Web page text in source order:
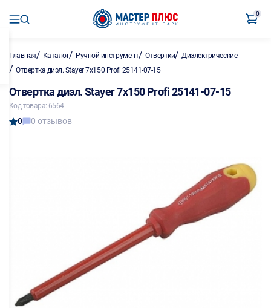
0
Главная/ Каталог/ Ручной инструмент/Отвертки/Диэлектрические
/ Отвертка диэл. Stayer 7х150 Profi 25141-07-15
Отвертка диэл. Stayer 7х150 Profi 25141-07-15
Код товара: 6564
0 0 отзывов